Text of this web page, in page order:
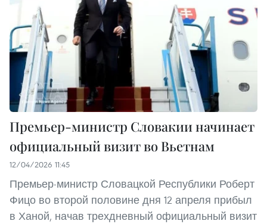
Премьер-министр Словакии начинает
официальный визит во Вьетнам
12/04/2026 11:45
Премьер-министр Словацкой Республики Роберт
Фицо во второй половине дня 12 апреля прибыл
в Ханой, начав трехдневный официальный визит